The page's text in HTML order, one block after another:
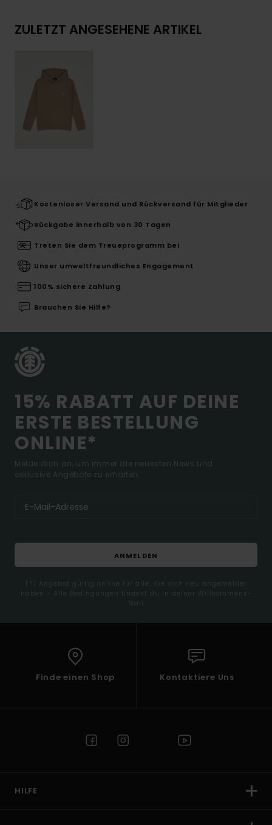
ZULETZT ANGESEHENE ARTIKEL
Kostenloser Versand und Rückversand für Mitglieder
Rückgabe innerhalb von 30 Tagen
Treten Sie dem Treueprogramm bei
Unser umweltfreundliches Engagement
100% sichere Zahlung
Brauchen Sie Hilfe?
15% RABATT AUF DEINE
ERSTE BESTELLUNG
ONLINE*
Melde dich an, um immer die neuesten News und
exklusive Angebote zu erhalten.
ANMELDEN
(*) Angebot gültig online für alle, die sich neu angemeldet
haben - Alle Bedingungen findest du in deiner Willkommens-
Mail
Finde einen Shop Kontaktiere Uns
HILFE